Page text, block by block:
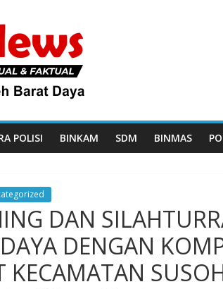
POLISI BINKAM SDM BINMAS
DAN
DENGAN
KECAMATAN